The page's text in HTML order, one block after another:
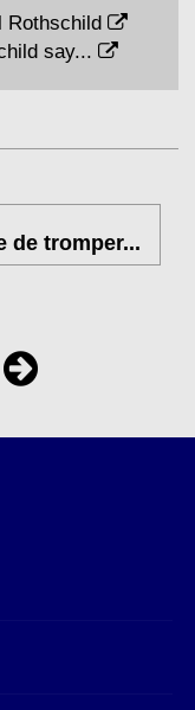
Rothschild
say...
de tromper...